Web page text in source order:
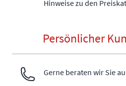
Hinweise zu den
Persönlicher
Gerne beraten wir Sie